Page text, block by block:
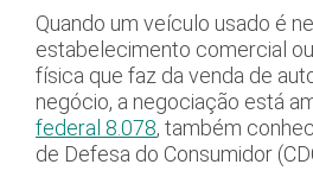
Quando um veículo usado é
estabelecimento comercial
física que faz da venda de
negócio, a negociação está
federal 8.078, também
de Defesa do Consumidor